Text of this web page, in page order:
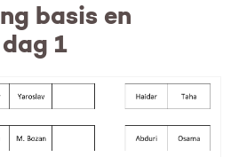
basis en
1